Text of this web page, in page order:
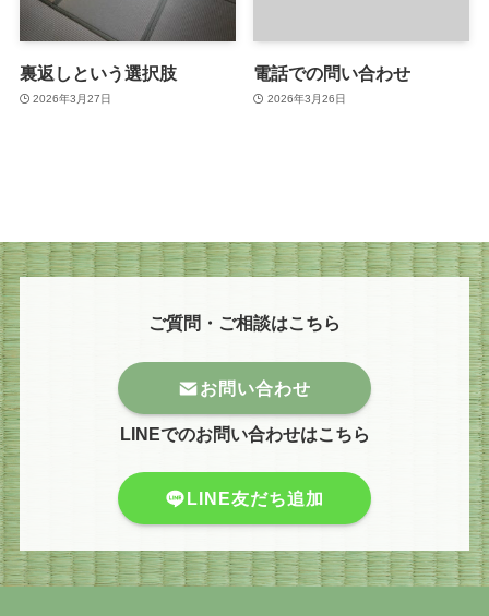
裏返しという選択肢
2026年3月27日
電話での問い合わせ
2026年3月26日
ご質問・ご相談はこちら
お問い合わせ
LINEでのお問い合わせはこちら
LINE友だち追加